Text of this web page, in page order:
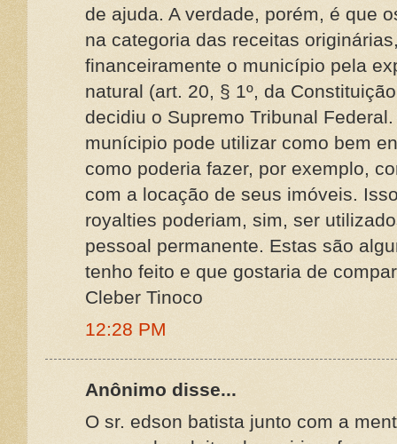
de ajuda. A verdade, porém, é que
na categoria das receitas
financeiramente o município pela
natural (art. 20, § 1º, da
decidiu o Supremo Tribunal
munícipio pode utilizar como bem
como poderia fazer, por exemplo,
com a locação de seus imóveis.
royalties poderiam, sim, ser
pessoal permanente. Estas são
tenho feito e que gostaria de
Cleber Tinoco
12:28 PM
Anônimo disse...
O sr. edson batista junto com a